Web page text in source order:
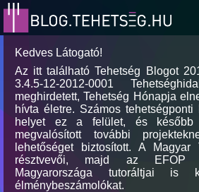
Kedves Látogató!
Az itt található Tehetség Blogot
3.4.5-12-2012-0001
meghirdetett, Tehetség Hónapja
hívta életre. Számos tehetségponti
helyet ez a felület, és később
megvalósított további
lehetőséget biztosított. A Magyar
résztvevői, majd az EFOP
Magyarországa tutoráltjai is
élménybeszámolókat.